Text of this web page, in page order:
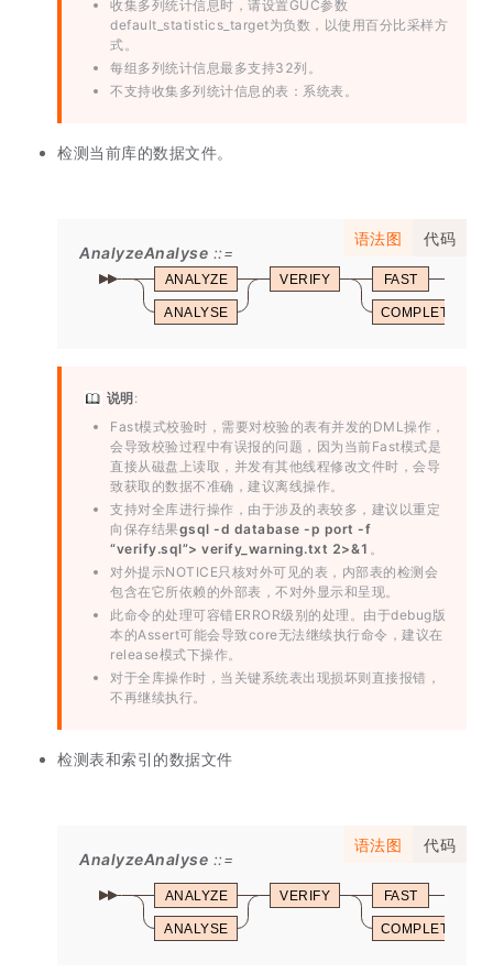
收集多列统计信息时，请设置GUC参数
default_statistics_target为负数，以使用百分比采样方
式。
每组多列统计信息最多支持32列。
不支持收集多列统计信息的表：系统表。
检测当前库的数据文件。
语法图 代码
AnalyzeAnalyse
ANALYZE
ANALYSE
VERIFY FAST
COMPLETE
说明:
Fast模式校验时，需要对校验的表有并发的DML操作，
会导致校验过程中有误报的问题，因为当前Fast模式是
直接从磁盘上读取，并发有其他线程修改文件时，会导
致获取的数据不准确，建议离线操作。
支持对全库进行操作，由于涉及的表较多，建议以重定
向保存结果gsql -d database -p port -f
“verify.sql”> verify_warning.txt 2>&1 。
对外提示NOTICE只核对外可见的表，内部表的检测会
包含在它所依赖的外部表，不对外显示和呈现。
此命令的处理可容错ERROR级别的处理。由于debug版
本的Assert可能会导致core无法继续执行命令，建议在
release模式下操作。
对于全库操作时，当关键系统表出现损坏则直接报错，
不再继续执行。
检测表和索引的数据文件
语法图 代码
AnalyzeAnalyse
ANALYZE
ANALYSE
VERIFY FAST
COMPLETE